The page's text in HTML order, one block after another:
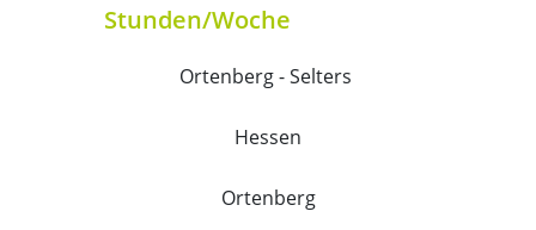
Stunden/Woche
Ortenberg - Selters
Hessen
Ortenberg